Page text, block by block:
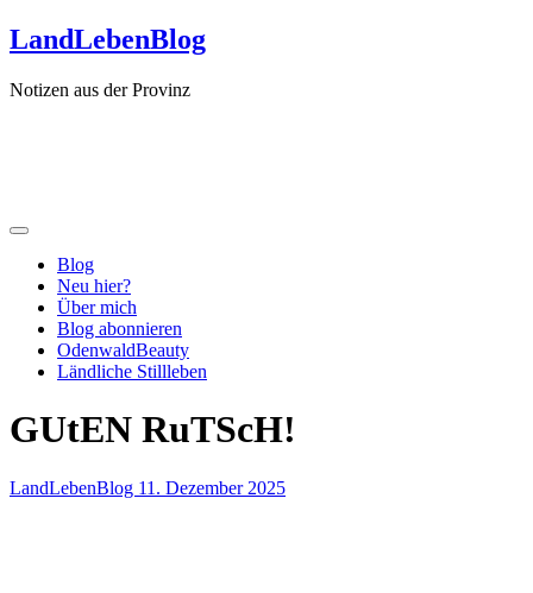
Zum
Inhalt
LandLebenBlog
Notizen aus der Provinz
Blog
Neu hier?
Über mich
Blog abonnieren
OdenwaldBeauty
Ländliche Stillleben
GUtEN RuTScH!
LandLebenBlog 11. Dezember 2025